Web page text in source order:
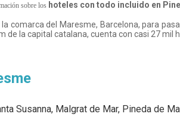
sobre los hoteles con todo incluido en
comarca del Maresme, Barcelona, para
de la capital catalana, cuenta con casi 27
Susanna, Malgrat de Mar, Pineda de